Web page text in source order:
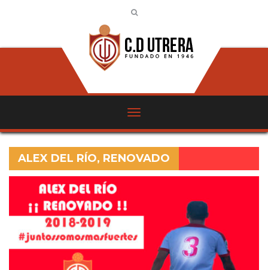
ALEX DEL RÍO, RENOVADO